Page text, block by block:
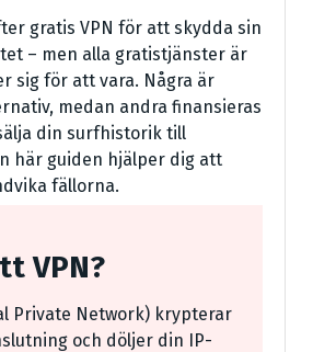
gratis VPN för att skydda sin
– men alla gratistjänster är
sig för att vara. Några är
medan andra finansieras
din surfhistorik till
här guiden hjälper dig att
fällorna.
VPN?
Private Network) krypterar
och döljer din IP-